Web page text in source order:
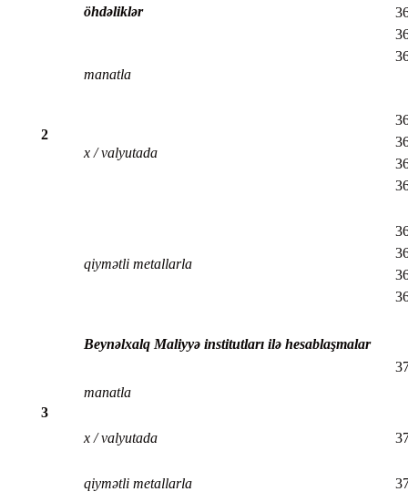
2
öhdəliklər
manatla
x / valyutada
qiymətli metallarla
3
Beynəlxalq Maliyyə institutları ilə hesablaşmalar
manatla
x / valyutada
qiymətli metallarla